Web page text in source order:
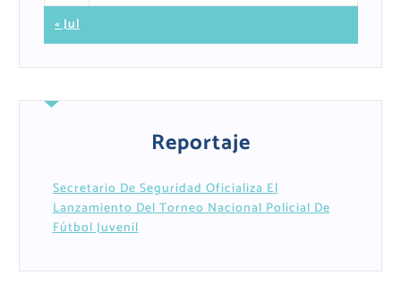
« Jul
Reportaje
Secretario De Seguridad Oficializa El
Lanzamiento Del Torneo Nacional Policial De
Fútbol Juvenil